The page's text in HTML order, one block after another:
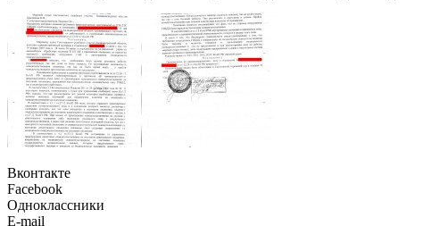
Вконтакте
Facebook
Одноклассники
E-mail